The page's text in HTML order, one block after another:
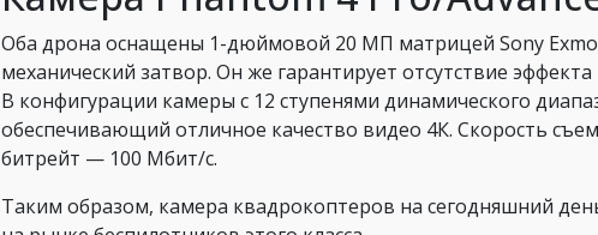
Оба дрона оснащены 1-дюймовой 20 МП матрицей Sony
механический затвор. Он же гарантирует отсутствие
В конфигурации камеры с 12 ступенями динамического
обеспечивающий отличное качество видео 4К. Скорость
битрейт — 100 Мбит/с.
Таким образом, камера квадрокоптеров на сегодняшний